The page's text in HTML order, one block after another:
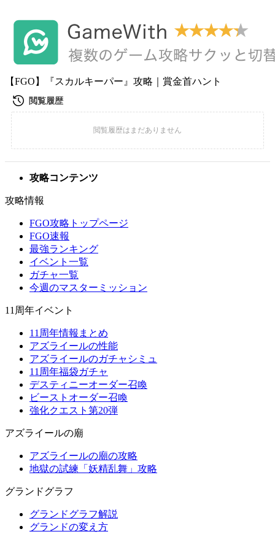
【FGO】『スカルキーパー』攻略｜賞金首ハント
攻略コンテンツ
攻略情報
FGO攻略トップページ
FGO速報
最強ランキング
イベント一覧
ガチャ一覧
今週のマスターミッション
11周年イベント
11周年情報まとめ
アズライールの性能
アズライールのガチャシミュ
11周年福袋ガチャ
デスティニーオーダー召喚
ビーストオーダー召喚
強化クエスト第20弾
アズライールの廟
アズライールの廟の攻略
地獄の試練「妖精乱舞」攻略
グランドグラフ
グランドグラフ解説
グランドの変え方